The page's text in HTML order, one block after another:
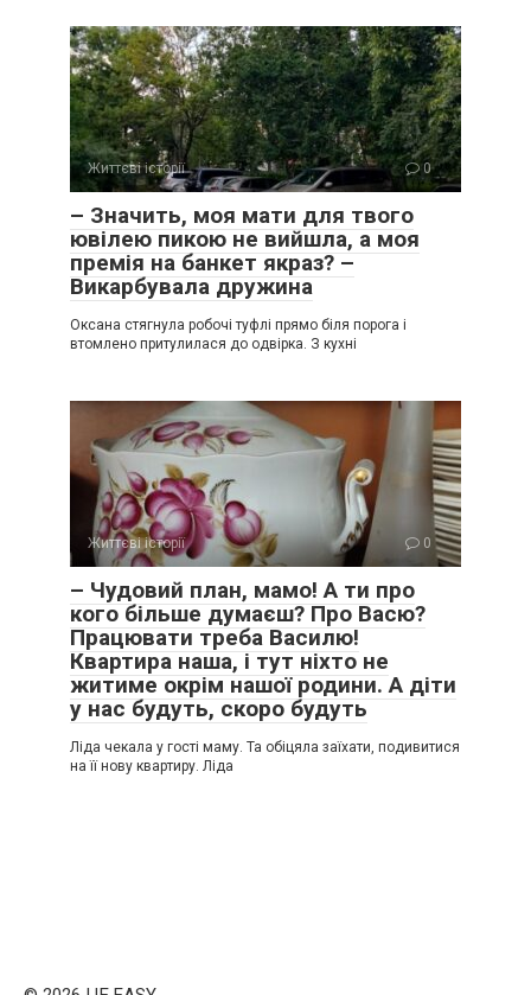
Життєві історії 0
– Значить, моя мати для твого
ювілею пикою не вийшла, а моя
премія на банкет якраз? –
Викарбувала дружина
Оксана стягнула робочі туфлі прямо біля порога і
втомлено притулилася до одвірка. З кухні
Життєві історії 0
– Чудовий план, мамо! А ти про
кого більше думаєш? Про Васю?
Працювати треба Василю!
Квартира наша, і тут ніхто не
житиме окрім нашої родини. А діти
у нас будуть, скоро будуть
Ліда чекала у гості маму. Та обіцяла заїхати, подивитися
на її нову квартиру. Ліда